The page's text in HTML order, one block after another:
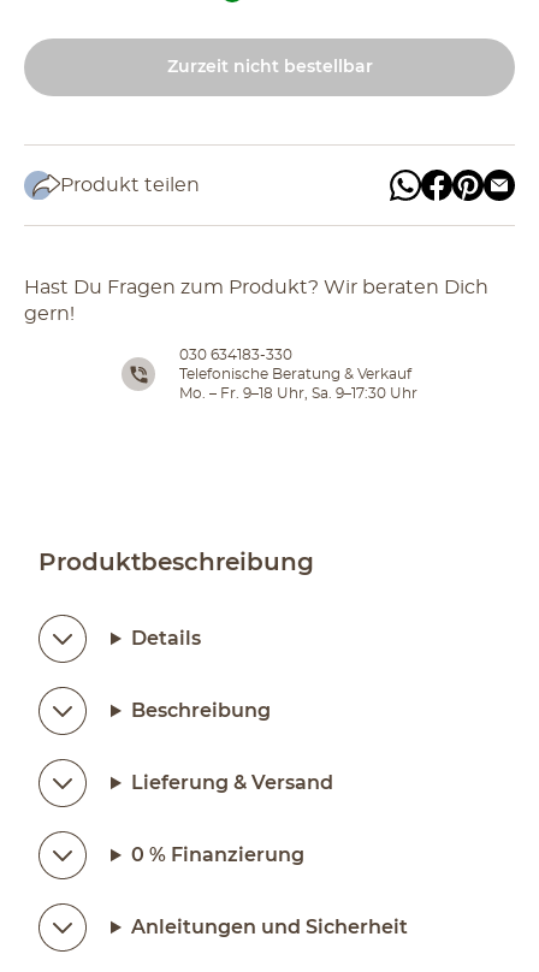
Zurzeit nicht bestellbar
Produkt teilen
Hast Du Fragen zum Produkt? Wir beraten Dich
gern!
030 634183-330
Telefonische Beratung & Verkauf
Mo. – Fr. 9–18 Uhr, Sa. 9–17:30 Uhr
Produktbeschreibung
Details
Beschreibung
Lieferung & Versand
0 % Finanzierung
Anleitungen und Sicherheit